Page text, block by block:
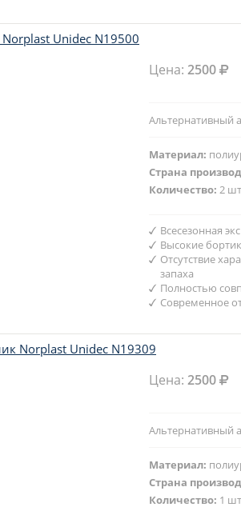
Unidec N19500
Цена:2500
Альтернативный
Материал:
Страна
Количество:2
Всесезонная
Высокие
Отсутствие
запаха
Полностью
Современное
Norplast Unidec N19309
Цена:2500
Альтернативный
Материал:
Страна
Количество: 1